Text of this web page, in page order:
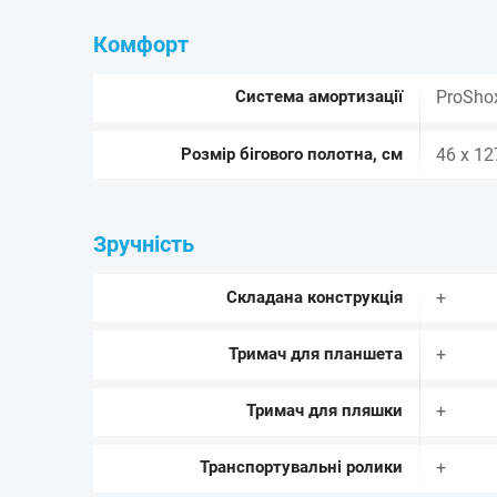
Комфорт
Система амортизації
Розмір бігового полотна, см 46 х
Зручність
Складана конструкція +
Тримач для планшета +
Тримач для пляшки +
Транспортувальні ролики +